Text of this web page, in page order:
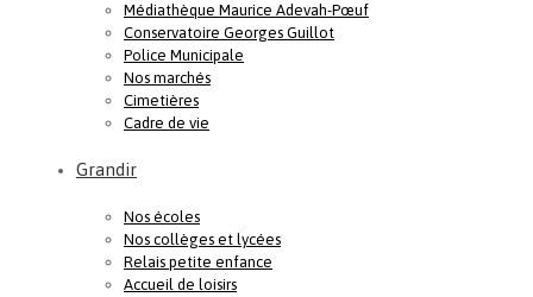
Médiathèque Maurice Adevah-Pœuf
Conservatoire Georges Guillot
Police Municipale
Nos marchés
Cimetières
Cadre de vie
Grandir
Nos écoles
Nos collèges et lycées
Relais petite enfance
Accueil de loisirs